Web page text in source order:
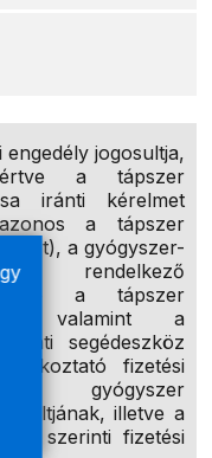
jogosultja,
a tápszer
iránti kérelmet
a tápszer
a gyógyszer-
rendelkező
a tápszer
valamint a
segédeszköz
fizetési
a gyógyszer
illetve a
a szerinti fizetési